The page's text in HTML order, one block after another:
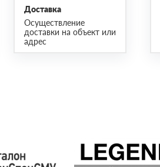
Доставка
Осуществление
доставки на объект или
адрес